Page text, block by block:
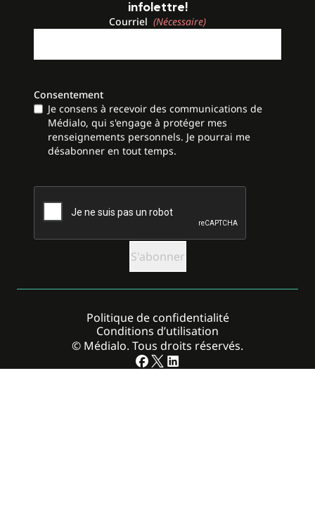
infolettre!
Courriel (Nécessaire)
Consentement
Je consens à recevoir des communications de
Médialo, qui s'engage à protéger mes
renseignements personnels. Je pourrai me
désabonner en tout temps.
© Médialo. Tous droits réservés.
Politique de confidentialité
Conditions d’utilisation